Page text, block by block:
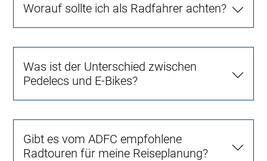
Worauf sollte ich als Radfahrer achten?
Was ist der Unterschied zwischen
Pedelecs und E-Bikes?
Gibt es vom ADFC empfohlene
Radtouren für meine Reiseplanung?